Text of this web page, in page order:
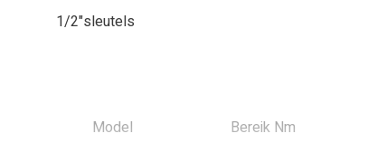
1/2"sleutels
Model Bereik Nm